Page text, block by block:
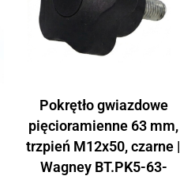
Pokrętło gwiazdowe
pięcioramienne 63 mm,
trzpień M12x50, czarne |
Wagney BT.PK5-63-